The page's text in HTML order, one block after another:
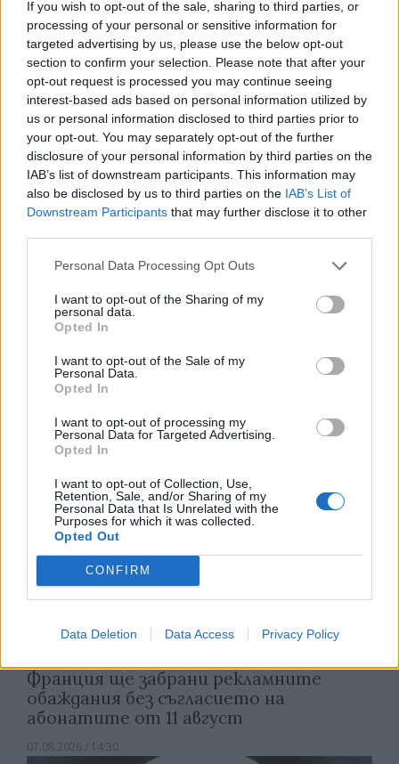
If you wish to opt-out of the sale, sharing to third parties, or
processing of your personal or sensitive information for
targeted advertising by us, please use the below opt-out
section to confirm your selection. Please note that after your
opt-out request is processed you may continue seeing
interest-based ads based on personal information utilized by
us or personal information disclosed to third parties prior to
your opt-out. You may separately opt-out of the further
disclosure of your personal information by third parties on the
IAB’s list of downstream participants. This information may
also be disclosed by us to third parties on the IAB’s List of
Downstream Participants that may further disclose it to other
Personal Data Processing Opt Outs
I want to opt-out of the Sharing of my
personal data.
Opted In
I want to opt-out of the Sale of my
Personal Data.
Opted In
I want to opt-out of processing my
Personal Data for Targeted Advertising.
Opted In
I want to opt-out of Collection, Use,
Retention, Sale, and/or Sharing of my
Personal Data that Is Unrelated with the
Purposes for which it was collected.
Opted Out
CONFIRM
Data Deletion Data Access Privacy Policy
Изкуствен интелект за първи път
създаде нови жизнеспособни вируси
07.08.2026 / 15:30
Астронавти на NASA излязоха в
открития космос
07.08.2026 / 15:00
Франция ще забрани рекламните
обаждания без съгласието на
абонатите от 11 август
07.08.2026 / 14:30